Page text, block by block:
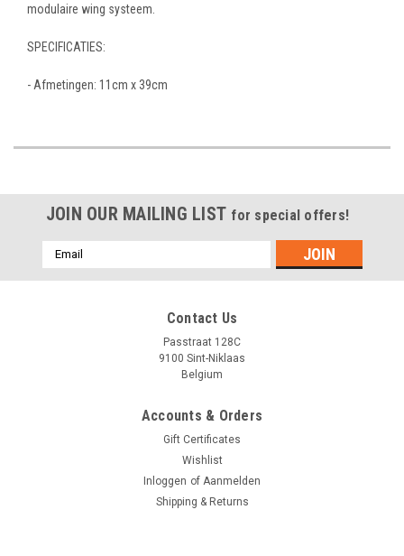
modulaire wing systeem.
SPECIFICATIES:
- Afmetingen: 11cm x 39cm
JOIN OUR MAILING LIST for special offers!
Emailadres
Contact Us
Passtraat 128C
9100 Sint-Niklaas
Belgium
Accounts & Orders
Gift Certificates
Wishlist
Inloggen of Aanmelden
Shipping & Returns